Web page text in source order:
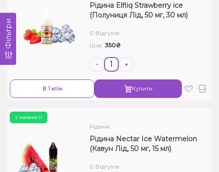
Рідина Elfliq Strawberry ice
(Полуниця Лід, 50 мг, 30 мл)
0 Відгуків
Ціна: 350₴
- +
В 1 клік Купити
У наявності
Рідини
Рідина Nectar Ice Watermelon
(Кавун Лід, 50 мг, 15 мл)
0 Відгуків
Фільтри